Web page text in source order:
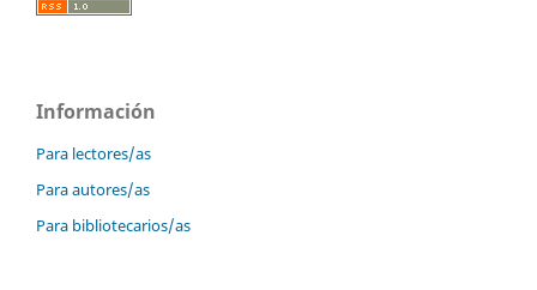
Información
Para lectores/as
Para autores/as
Para bibliotecarios/as